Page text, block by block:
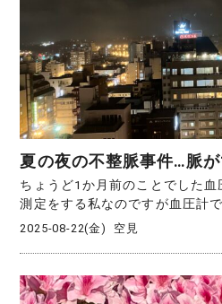
夏の夜の不整脈事件…脈
ちょうど1か月前のことでした
測定をする私なのですが血圧計
2025-08-22(金) 空見